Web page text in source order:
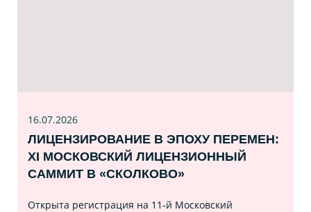
16.07.2026
ЛИЦЕНЗИРОВАНИЕ В ЭПОХУ ПЕРЕМЕН:
XI МОСКОВСКИЙ ЛИЦЕНЗИОННЫЙ
САММИТ В «СКОЛКОВО»
Открыта регистрация на 11‑й Московский